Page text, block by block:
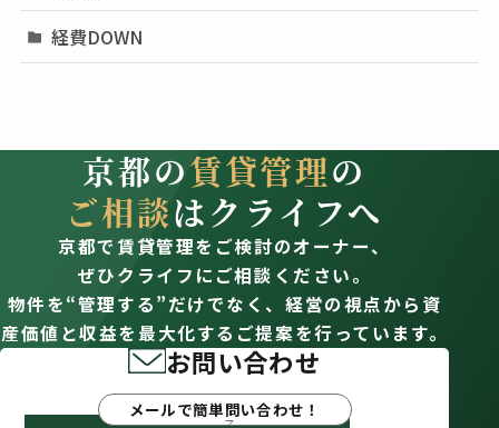
経費DOWN
京都の賃貸管理の
ご相談はクライフへ
京都で賃貸管理をご検討のオーナー、
ぜひクライフにご相談ください。
物件を“管理する”だけでなく、経営の視点から資
産価値と収益を最大化するご提案を行っています。
お問い合わせ
メールで簡単問い合わせ！